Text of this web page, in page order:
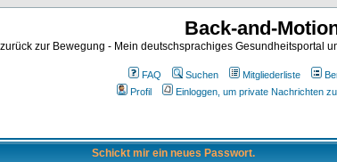
Back-and-
zur Bewegung - Mein deutschsprachiges Gesundheitsportal
FAQ Suchen Mitgliederliste
Profil
Einloggen, um private Nachrichten
Schickt mir ein neues Passwort.